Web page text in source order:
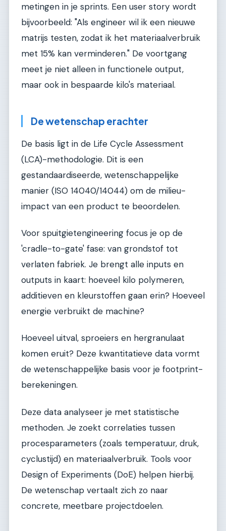
metingen in je sprints. Een user story wordt
bijvoorbeeld: "Als engineer wil ik een nieuwe
matrijs testen, zodat ik het materiaalverbruik
met 15% kan verminderen." De voortgang
meet je niet alleen in functionele output,
maar ook in bespaarde kilo's materiaal.
De wetenschap erachter
De basis ligt in de Life Cycle Assessment
(LCA)-methodologie. Dit is een
gestandaardiseerde, wetenschappelijke
manier (ISO 14040/14044) om de milieu-
impact van een product te beoordelen.
Voor spuitgietengineering focus je op de
'cradle-to-gate' fase: van grondstof tot
verlaten fabriek. Je brengt alle inputs en
outputs in kaart: hoeveel kilo polymeren,
additieven en kleurstoffen gaan erin? Hoeveel
energie verbruikt de machine?
Hoeveel uitval, sproeiers en hergranulaat
komen eruit? Deze kwantitatieve data vormt
de wetenschappelijke basis voor je footprint-
berekeningen.
Deze data analyseer je met statistische
methoden. Je zoekt correlaties tussen
procesparameters (zoals temperatuur, druk,
cyclustijd) en materiaalverbruik. Tools voor
Design of Experiments (DoE) helpen hierbij.
De wetenschap vertaalt zich zo naar
concrete, meetbare projectdoelen.